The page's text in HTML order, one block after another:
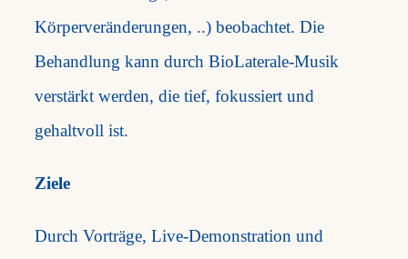
Körperveränderungen, ..) beobachtet. Die
Behandlung kann durch BioLaterale-Musik
verstärkt werden, die tief, fokussiert und
gehaltvoll ist.
Ziele
Durch Vorträge, Live-Demonstration und